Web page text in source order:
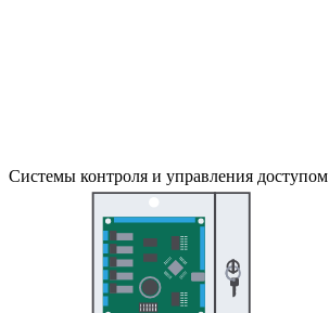
Системы контроля и управления доступом